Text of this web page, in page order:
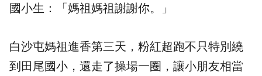
國小生：「媽祖媽祖謝謝你。」
白沙屯媽祖進香第三天，粉紅超跑不只特別繞
到田尾國小，還走了操場一圈，讓小朋友相當